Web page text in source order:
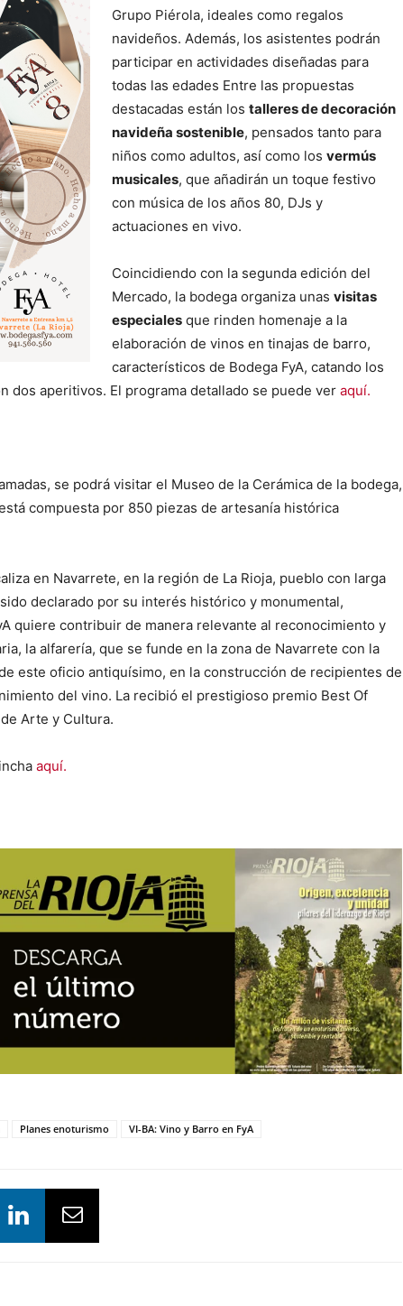
Grupo Piérola, ideales como regalos
navideños. Además, los asistentes podrán
participar en actividades diseñadas para
todas las edades Entre las propuestas
destacadas están los talleres de decoración
navideña sostenible, pensados tanto para
niños como adultos, así como los vermús
musicales, que añadirán un toque festivo
con música de los años 80, DJs y
actuaciones en vivo.
Coincidiendo con la segunda edición del
Mercado, la bodega organiza unas visitas
especiales que rinden homenaje a la
elaboración de vinos en tinajas de barro,
característicos de Bodega FyA, catando los
dos aperitivos. El programa detallado se puede ver aquí.
se podrá visitar el Museo de la Cerámica de la bodega,
compuesta por 850 piezas de artesanía histórica
en Navarrete, en la región de La Rioja, pueblo con larga
declarado por su interés histórico y monumental,
quiere contribuir de manera relevante al reconocimiento y
la alfarería, que se funde en la zona de Navarrete con la
este oficio antiquísimo, en la construcción de recipientes de
del vino. La recibió el prestigioso premio Best Of
Arte y Cultura.
aquí.
Planes enoturismo VI-BA: Vino y Barro en FyA